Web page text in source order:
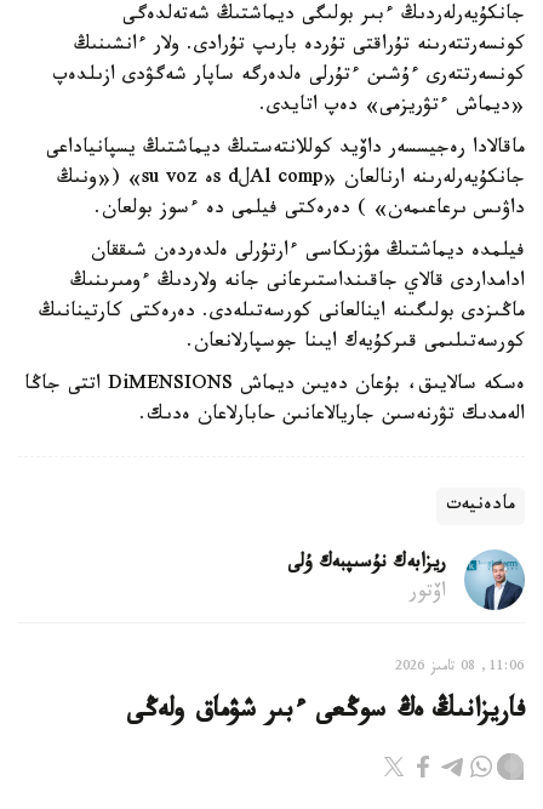
جانكۇيەرلەردىڭ ءبىر بولىگى ديماشتىڭ شەتەلدەگى
كونسەرتتەرىنە تۇراقتى تۇردە بارىپ تۇرادى. ولار ءانشىنىڭ
كونسەرتتەرى ءۇشىن ءتۇرلى ەلدەرگە ساپار شەگۋدى ازىلدەپ
«ديماش ءتۋريزمى» دەپ اتايدى.
ماقالادا رەجيسسەر داۆيد كوللانتەستىڭ ديماشتىڭ يسپانياداعى
جانكۇيەرلەرىنە ارنالعان «Al compلs dە su voz» («ونىڭ
داۋىس ىرعاعىمەن» ) دەرەكتى فيلمى دە ءسوز بولعان.
فيلمدە ديماشتىڭ مۋزىكاسى ءارتۇرلى ەلدەردەن شىققان
ادامداردى قالاي جاقىنداستىرعانى جانە ولاردىڭ ءومىرىنىڭ
ماڭىزدى بولىگىنە اينالعانى كورسەتىلەدى. دەرەكتى كارتينانىڭ
كورسەتىلىمى قىركۇيەك ايىنا جوسپارلانعان.
ەسكە سالايىق، بۇعان دەيىن ديماش DiMENSIONS اتتى جاڭا
الەمدىك تۋرنەسىن جاريالاعانىن حابارلاعان ەدىك.
مادەنيەت
ريزابەك نۇسىپبەك ۇلى
اۆتور
11:06, 08 تامىز 2026
فاريزانىڭ ەڭ سوڭعى ءبىر شۋماق ولەڭى